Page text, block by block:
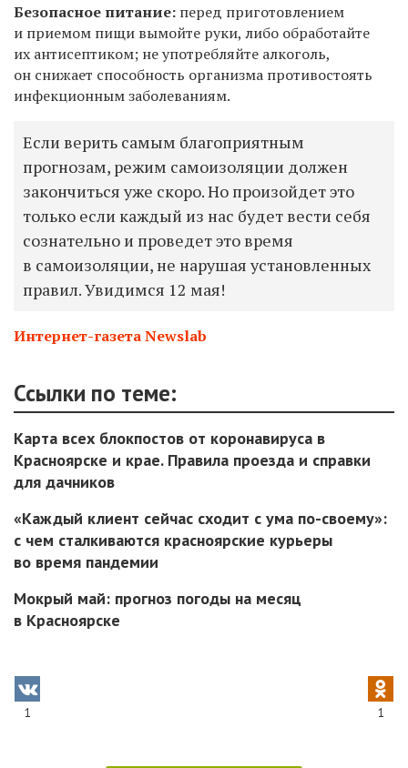
Безопасное питание: перед приготовлением
и приемом пищи вымойте руки, либо обработайте
их антисептиком; не употребляйте алкоголь,
он снижает способность организма противостоять
инфекционным заболеваниям.
Если верить самым благоприятным
прогнозам, режим самоизоляции должен
закончиться уже скоро. Но произойдет это
только если каждый из нас будет вести себя
сознательно и проведет это время
в самоизоляции, не нарушая установленных
правил. Увидимся 12 мая!
Интернет-газета Newslab
Ссылки по теме:
Карта всех блокпостов от коронавируса в
Красноярске и крае. Правила проезда и справки
для дачников
«Каждый клиент сейчас сходит с ума по-своему»:
с чем сталкиваются красноярские курьеры
во время пандемии
Мокрый май: прогноз погоды на месяц
в Красноярске
1 1